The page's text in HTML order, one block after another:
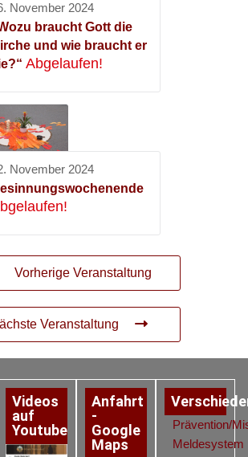
November 2024
braucht Gott die
und wie braucht er
Abgelaufen!
November 2024
Vorherige Veranstaltung
Veranstaltung
Videos
auf
Youtube
Anfahrt
-
Google
Maps
Prävention/
Meldesystem